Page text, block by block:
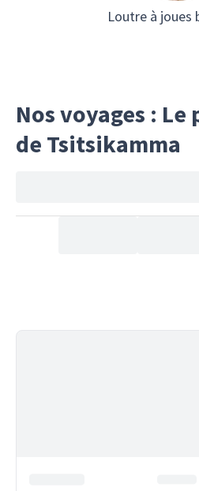
Loutre à joues
Nos voyages :
de Tsitsikamma